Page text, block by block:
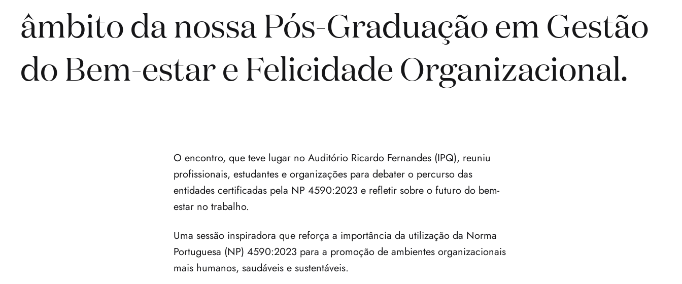
âmbito da nossa Pós-Graduação em Gestão
do Bem-estar e Felicidade Organizacional.
O encontro, que teve lugar no Auditório Ricardo Fernandes (IPQ), reuniu
profissionais, estudantes e organizações para debater o percurso das
entidades certificadas pela NP 4590:2023 e refletir sobre o futuro do bem-
estar no trabalho.
Uma sessão inspiradora que reforça a importância da utilização da Norma
Portuguesa (NP) 4590:2023 para a promoção de ambientes organizacionais
mais humanos, saudáveis e sustentáveis.